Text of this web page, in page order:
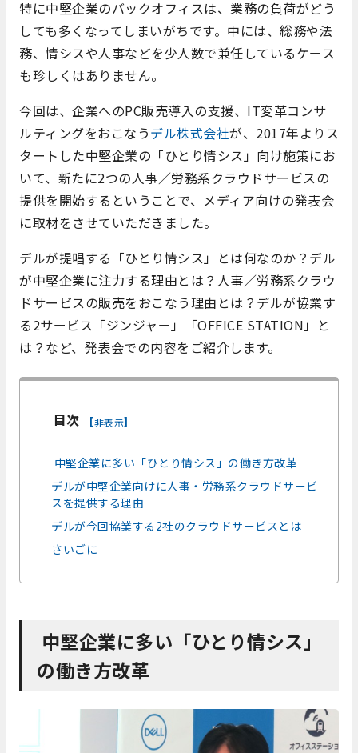
特に中堅企業のバックオフィスは、業務の負荷がどう
しても多くなってしまいがちです。中には、総務や法
務、情シスや人事などを少人数で兼任しているケース
も珍しくはありません。
今回は、企業へのPC販売導入の支援、IT変革コンサ
ルティングをおこなうデル株式会社が、2017年よりス
タートした中堅企業の「ひとり情シス」向け施策にお
いて、新たに2つの人事／労務系クラウドサービスの
提供を開始するということで、メディア向けの発表会
に取材をさせていただきました。
デルが提唱する「ひとり情シス」とは何なのか？デル
が中堅企業に注力する理由とは？人事／労務系クラウ
ドサービスの販売をおこなう理由とは？デルが協業す
る2サービス「ジンジャー」「OFFICE STATION」と
は？など、発表会での内容をご紹介します。
目次 [非表示]
中堅企業に多い「ひとり情シス」の働き方改革
デルが中堅企業向けに人事・労務系クラウドサービ
スを提供する理由
デルが今回協業する2社のクラウドサービスとは
さいごに
中堅企業に多い「ひとり情シス」
の働き方改革